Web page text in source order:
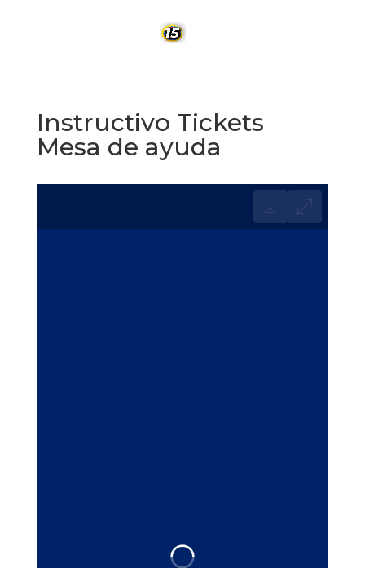
Instructivo Tickets
Mesa de ayuda